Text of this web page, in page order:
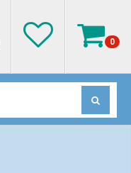
0